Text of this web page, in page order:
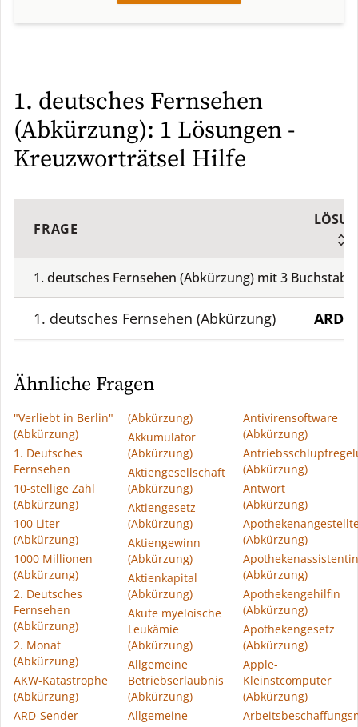
1. deutsches Fernsehen
(Abkürzung): 1 Lösungen -
Kreuzworträtsel Hilfe
FRAGE
1. deutsches Fernsehen (Abkürzung) mit3
1. deutsches Fernsehen (Abkürzung) ARD
Ähnliche Fragen
"Verliebt in Berlin"
(Abkürzung)
1. Deutsches
Fernsehen
10-stellige Zahl
(Abkürzung)
100 Liter
(Abkürzung)
1000 Millionen
(Abkürzung)
2. Deutsches
Fernsehen
(Abkürzung)
2. Monat
(Abkürzung)
AKW-Katastrophe
(Abkürzung)
ARD-Sender
(Abkürzung)
Akkumulator
(Abkürzung)
Aktiengesellschaft
(Abkürzung)
Aktiengesetz
(Abkürzung)
Aktiengewinn
(Abkürzung)
Aktienkapital
(Abkürzung)
Akute myeloische
Leukämie
(Abkürzung)
Allgemeine
Betriebserlaubnis
(Abkürzung)
Allgemeine
Antivirensoftware
(Abkürzung)
(Abkürzung)
Antwort
(Abkürzung)
(Abkürzung)
Apothekenassistentin
(Abkürzung)
Apothekengehilfin
(Abkürzung)
Apothekengesetz
(Abkürzung)
Apple-
Kleinstcomputer
(Abkürzung)